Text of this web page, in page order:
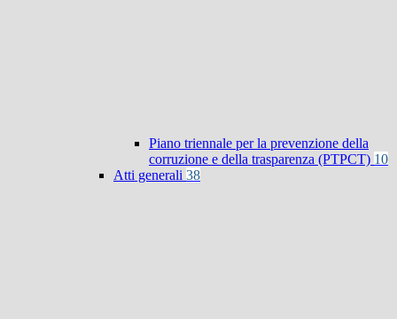
Piano triennale per la prevenzione della
corruzione e della trasparenza (PTPCT) 10
Atti generali 38